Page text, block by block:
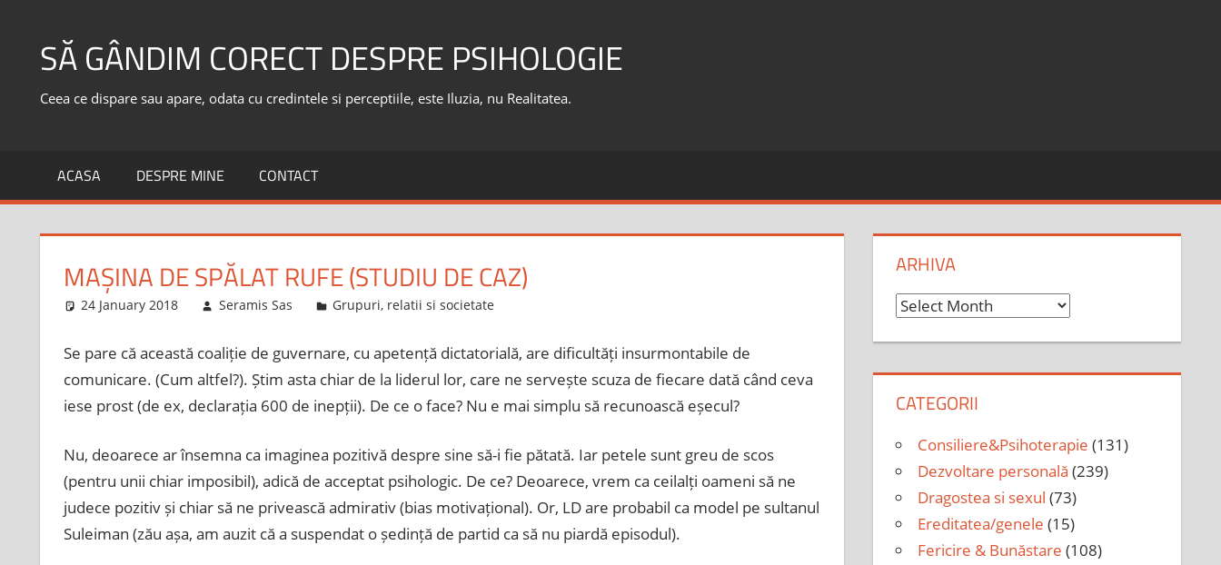
contentSĂ GÂNDIM CORECT DESPRE PSIHOLOGIE
Ceea ce dispare sau apare, odata cu credintele si perceptiile, este Iluzia, nu Realitatea.
ACASA DESPRE MINE CONTACT
MAȘINA DE SPĂLAT RUFE (STUDIU DE CAZ)
24 January 2018 Seramis Sas Grupuri, relatii si societate
Se pare că această coaliție de guvernare, cu apetență dictatorială, are dificultăți insurmontabile de
comunicare. (Cum altfel?). Știm asta chiar de la liderul lor, care ne servește scuza de fiecare dată când ceva
iese prost (de ex, declarația 600 de inepții). De ce o face? Nu e mai simplu să recunoască eșecul?
Nu, deoarece ar însemna ca imaginea pozitivă despre sine să-i fie pătată. Iar petele sunt greu de scos
(pentru unii chiar imposibil), adică de acceptat psihologic. De ce? Deoarece, vrem ca ceilalți oameni să ne
judece pozitiv și chiar să ne privească admirativ (bias motivațional). Or, LD are probabil ca model pe sultanul
Suleiman (zău așa, am auzit că a suspendat o ședință de partid ca să nu piardă episodul).
ARHIVA
Arhiva
CATEGORII
Consiliere&Psihoterapie (131)
Dezvoltare personală (239)
Dragostea si sexul (73)
Ereditatea/genele (15)
Fericire & Bunăstare (108)